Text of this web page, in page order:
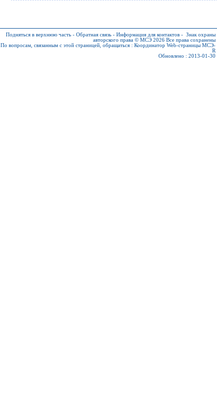
Подняться в верхнюю часть - Обратная связь - Информация для контактов - Знак охраны
авторского права © МСЭ 2026 Все права сохранены
По вопросам, связанным с этой страницей, обращаться : Координатор Web-страницы МСЭ-
R
Обновлено : 2013-01-30